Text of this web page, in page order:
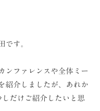
です。
ンファレンスや全体ミー
紹介しましたが、あれか
だけご紹介したいと思